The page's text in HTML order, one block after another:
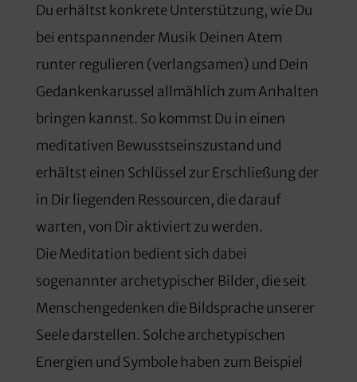
Du erhältst konkrete Unterstützung, wie Du
bei entspannender Musik Deinen Atem
runter regulieren (verlangsamen) und Dein
Gedankenkarussel allmählich zum Anhalten
bringen kannst. So kommst Du in einen
meditativen Bewusstseinszustand und
erhältst einen Schlüssel zur Erschließung der
in Dir liegenden Ressourcen, die darauf
warten, von Dir aktiviert zu werden.
Die Meditation bedient sich dabei
sogenannter archetypischer Bilder, die seit
Menschengedenken die Bildsprache unserer
Seele darstellen. Solche archetypischen
Energien und Symbole haben zum Beispiel